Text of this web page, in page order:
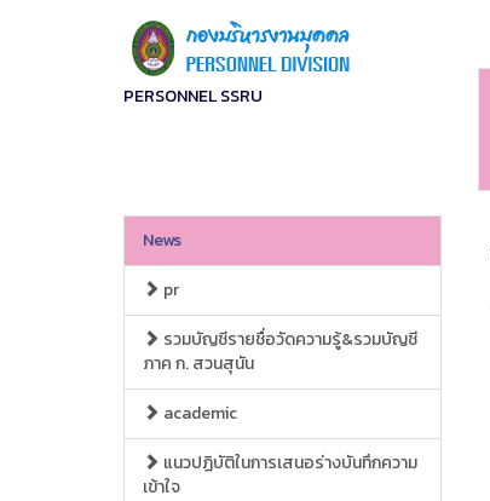
PERSONNEL SSRU
News
pr
รวมบัญชีรายชื่อวัดความรู้&รวมบัญชี
ภาค ก. สวนสุนัน
academic
แนวปฏิบัติในการเสนอร่างบันทึกความ
เข้าใจ